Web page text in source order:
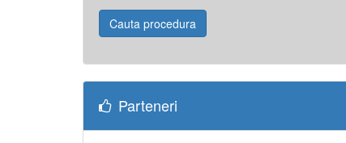
Parteneri